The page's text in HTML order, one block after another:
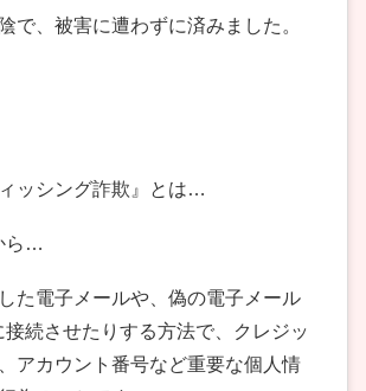
で、被害に遭わずに済みました。
ッシング詐欺』とは…
ら…
た電子メールや、偽の電子メール
続させたりする方法で、クレジッ
アカウント番号など重要な個人情